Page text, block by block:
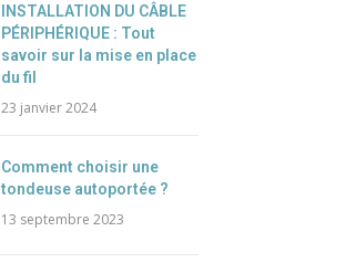
INSTALLATION DU CÂBLE
PÉRIPHÉRIQUE : Tout
savoir sur la mise en place
du fil
23 janvier 2024
Comment choisir une
tondeuse autoportée ?
13 septembre 2023